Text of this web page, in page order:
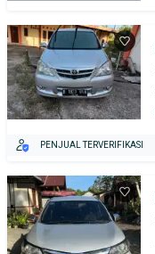
PENJUAL TERVERIFIKASI